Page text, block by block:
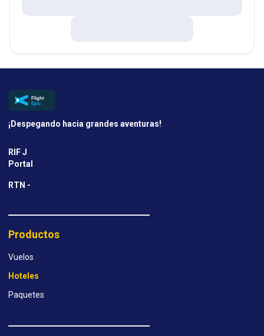
¡Despegando hacia grandes aventuras!
RIF J
Portal
RTN -
Productos
Vuelos
Hoteles
Paquetes